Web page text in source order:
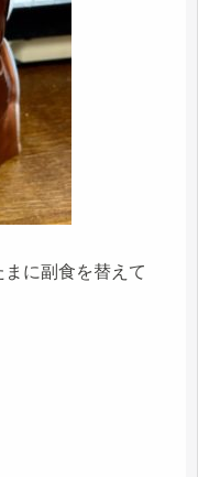
に副食を替えて